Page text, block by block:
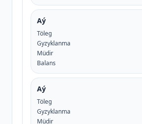
Aý
Töleg
Gyzyklanma
Müdir
Balans
Aý
Töleg
Gyzyklanma
Müdir